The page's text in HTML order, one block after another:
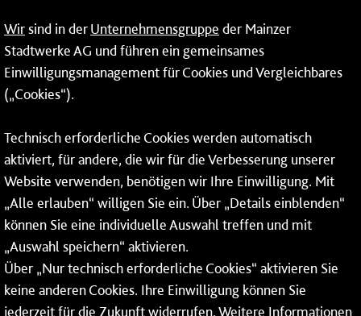
24-Stunden-Telefon*
06131 – 12 77 77
Fax: 06131 – 12 66 66
* Montags bis freitags bis 7 und ab 18 Uhr sowie an
Wochenenden und Feiertagen ganztags werden Ihre
Anrufe je nach Themenauswahl an ein Callcenter des
RMV oder von nextbike weitergeleitet. Dort erhalten Sie
ausschließlich Auskünfte zum Fahrplan bzw. zu
meinRad.
Wirsind in derUnternehmensgruppe der Mainzer
Stadtwerke AG und führen ein gemeinsames
Einwilligungsmanagement für Cookies und Vergleichbares
(„Cookies“).
Technisch erforderliche Cookies werden automatisch
aktiviert, für andere, die wir für die Verbesserung unserer
Website verwenden, benötigen wir Ihre Einwilligung. Mit
„Alle erlauben“ willigen Sie ein. Über „Details einblenden“
können Sie eine individuelle Auswahl treffen und mit
„Auswahl speichern“ aktivieren.
Über „Nur technisch erforderliche Cookies“ aktivieren Sie
keine anderen Cookies. Ihre Einwilligung können Sie
jederzeit für die Zukunft widerrufen. Weitere Informationen